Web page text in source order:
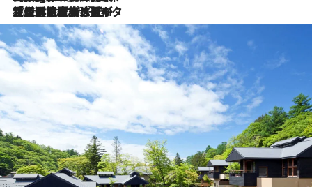
2026.8.3
【厳選旅コスメ】「保湿もタイパ重視！」“サウナ好き”タレント清水みさとが愛用する夏旅ベストコスメを発表！【Mサイズジップ】